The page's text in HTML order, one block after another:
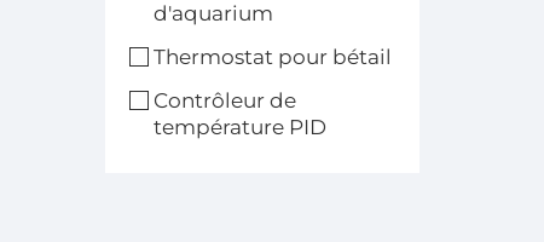
d'aquarium
Thermostat pour bétail
Contrôleur de
température PID